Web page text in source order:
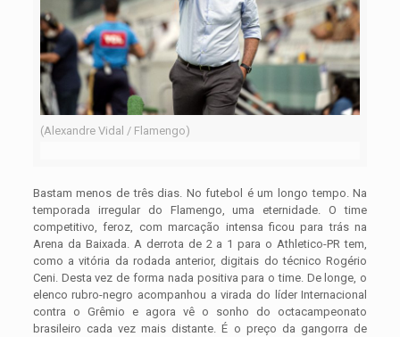
(Alexandre Vidal / Flamengo)
Bastam menos de três dias. No futebol é um longo tempo. Na
temporada irregular do Flamengo, uma eternidade. O time
competitivo, feroz, com marcação intensa ficou para trás na
Arena da Baixada. A derrota de 2 a 1 para o Athletico-PR tem,
como a vitória da rodada anterior, digitais do técnico Rogério
Ceni. Desta vez de forma nada positiva para o time. De longe, o
elenco rubro-negro acompanhou a virada do líder Internacional
contra o Grêmio e agora vê o sonho do octacampeonato
brasileiro cada vez mais distante. É o preço da gangorra de